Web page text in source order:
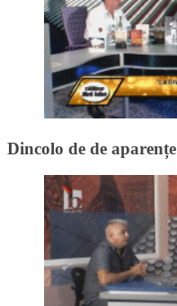
Dincolo de de aparențe